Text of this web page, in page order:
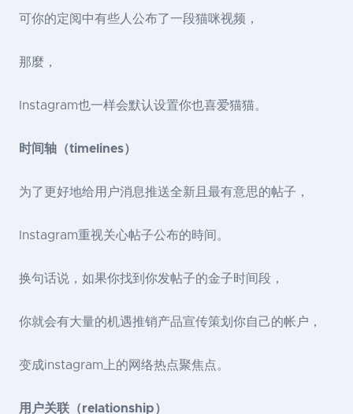
可你的定阅中有些人公布了一段猫咪视频，
那麼，
Instagram也一样会默认设置你也喜爱猫猫。
时间轴（timelines）
为了更好地给用户消息推送全新且最有意思的帖子，
Instagram重视关心帖子公布的時间。
换句话说，如果你找到你发帖子的金子时间段，
你就会有大量的机遇推销产品宣传策划你自己的帐户，
变成instagram上的网络热点聚焦点。
用户关联（relationship）